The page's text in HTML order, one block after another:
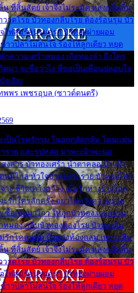
ที่สิ้นสัตย์ เจ้าจึงไม่ระมัด หลงกลิ่นลิ้น
วาดโรย บัวทองกลีบโรย ต้องร้อนรุม บัว
ไฟสุมร้อนรุมอุรา บัวทองผ่ายผอม
าวปลาไม่สนใจ ร้องไห้ลูกเดียว หยุด
กความเศร้าหมอง เถิดทองจ๋า ถึงใคร
กิดมา จะชื่อว่าไง พี่ขอเป็นเพื่อนปลอบใจ
งเอิญ
พพร เพชรอุบล (ซาวด์ดนตรี)
เป็นโรครักรุม ในอกกลัดกลุ้ม โดนแฟน
รวย และรูปหล่อ มาพะเน้าพะนอ
งสาร บัวทองเศร้า น้ำตาคลอเบ้า เฝ้า
นีไกล หัวใจบัวทองระรวย บัวทองโศก
าง ชีวิตเคว้งคว้าง เมื่อรักห่างร้างไกล
รักใครสักครั้ง อย่าไปหวังความรวย
ซื้อเปลมาไกว ให้ลูกบัวทอง เวรกรรม
หมอง กลีบบัวทองต้องโรย บัวทองไม่
รักโคลนตม บัวทองท้องกลม เพราะลืม
ที่สิ้นสัตย์ เจ้าจึงไม่ระมัด หลงกลิ่นลิ้น
วาดโรย บัวทองกลีบโรย ต้องร้อนรุม บัว
ไฟสุมร้อนรุมอุรา บัวทองผ่ายผอม
าวปลาไม่สนใจ ร้องไห้ลูกเดียว หยุด